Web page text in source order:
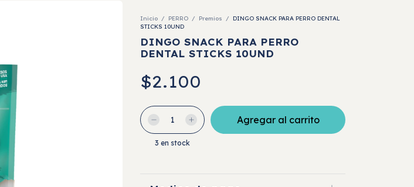
Inicio / PERRO / Premios / DINGO SNACK PARA PERRO DENTAL
STICKS 10UND
DINGO SNACK PARA PERRO
DENTAL STICKS 10UND
$2.100
3 en stock